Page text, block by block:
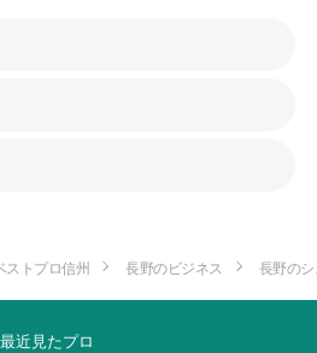
ストプロ信州 長野のビジネス 長野の
最近見たプロ